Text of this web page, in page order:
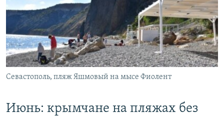
Севастополь, пляж Яшмовый на мысе Фиолент
Июнь: крымчане на пляжах без